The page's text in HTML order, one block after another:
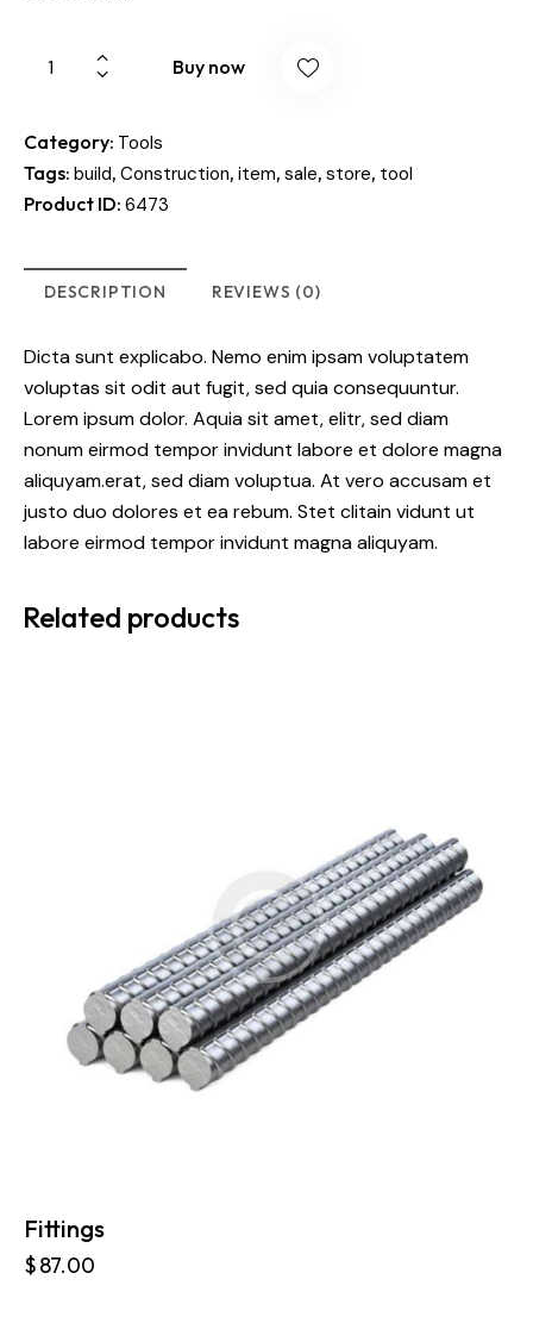
Buy now
Category: Tools
Tags: build, Construction, item, sale, store, tool
Product ID: 6473
DESCRIPTION REVIEWS (0)
Dicta sunt explicabo. Nemo enim ipsam voluptatem
voluptas sit odit aut fugit, sed quia consequuntur.
Lorem ipsum dolor. Aquia sit amet, elitr, sed diam
nonum eirmod tempor invidunt labore et dolore magna
aliquyam.erat, sed diam voluptua. At vero accusam et
justo duo dolores et ea rebum. Stet clitain vidunt ut
labore eirmod tempor invidunt magna aliquyam.
Related products
Fittings
$87.00